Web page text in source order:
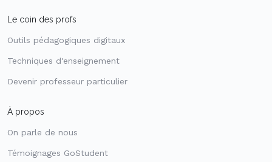
Le coin des profs
Outils pédagogiques digitaux
Techniques d'enseignement
Devenir professeur particulier
À propos
On parle de nous
Témoignages GoStudent